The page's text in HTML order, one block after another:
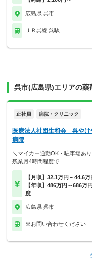
広島県 呉市
ＪＲ呉線 呉駅
呉市(広島県)エリアの薬
正社員 病院・クリニック
医療法人社団生和会 呉やけ
病院
＼マイカー通勤OK・駐車場あり
残業月4時間程度で…
【月収】32.1万円～44.6万
【年収】486万円～686万
度
広島県 呉市
※お問い合わせください